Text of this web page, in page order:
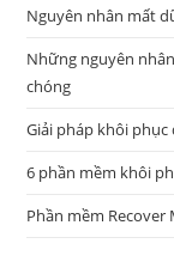
Nguyên nhân mất
Những nguyên
chóng
Giải pháp khôi
6 phần mềm khôi
Phần mềm